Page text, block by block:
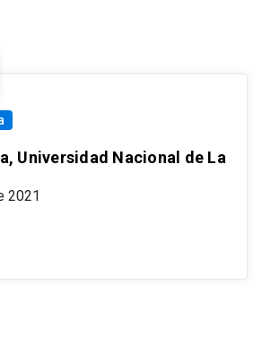
Universidad Nacional de La
2021